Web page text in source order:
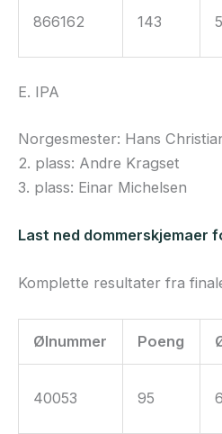
866162 143
E. IPA
Norgesmester: Hans
2. plass: Andre Kragset
3. plass: Einar Michelsen
Last ned dommerskjemaer
Komplette resultater fra
Ølnummer Poeng
40053 95